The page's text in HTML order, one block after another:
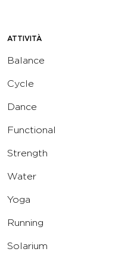
ATTIVITÀ
Balance
Cycle
Dance
Functional
Strength
Water
Yoga
Running
Solarium